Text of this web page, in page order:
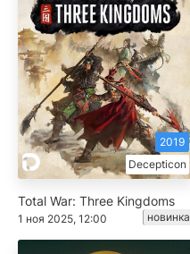
Decepticon
2019
Total War: Three Kingdoms
1 ноя 2025, 12:00 новинка